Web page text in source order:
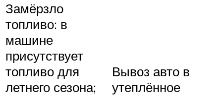
Замёрзло
топливо: в
машине
присутствует
топливо для
летнего сезона;
Вывоз авто в
утеплённое